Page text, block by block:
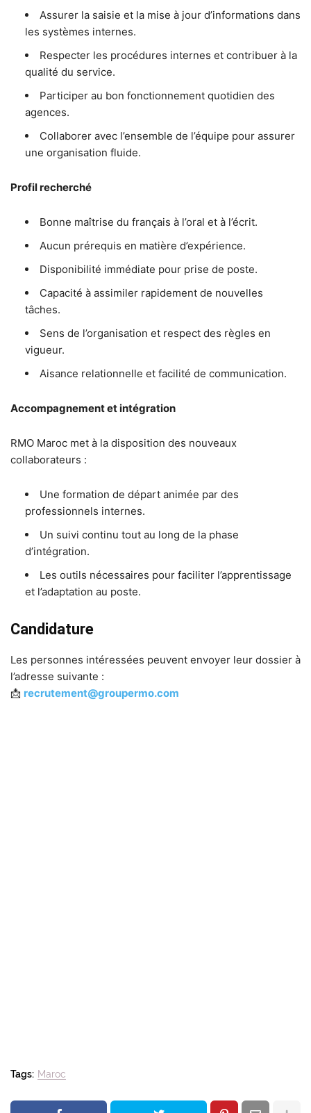
Assurer la saisie et la mise à jour d’informations dans
les systèmes internes.
Respecter les procédures internes et contribuer à la
qualité du service.
Participer au bon fonctionnement quotidien des
agences.
Collaborer avec l’ensemble de l’équipe pour assurer
une organisation fluide.
Profil recherché
Bonne maîtrise du français à l’oral et à l’écrit.
Aucun prérequis en matière d’expérience.
Disponibilité immédiate pour prise de poste.
Capacité à assimiler rapidement de nouvelles
tâches.
Sens de l’organisation et respect des règles en
vigueur.
Aisance relationnelle et facilité de communication.
Accompagnement et intégration
RMO Maroc met à la disposition des nouveaux
collaborateurs :
Une formation de départ animée par des
professionnels internes.
Un suivi continu tout au long de la phase
d’intégration.
Les outils nécessaires pour faciliter l’apprentissage
et l’adaptation au poste.
Candidature
Les personnes intéressées peuvent envoyer leur dossier à
l’adresse suivante :
📩 recrutement@groupermo.com
Tags: Maroc